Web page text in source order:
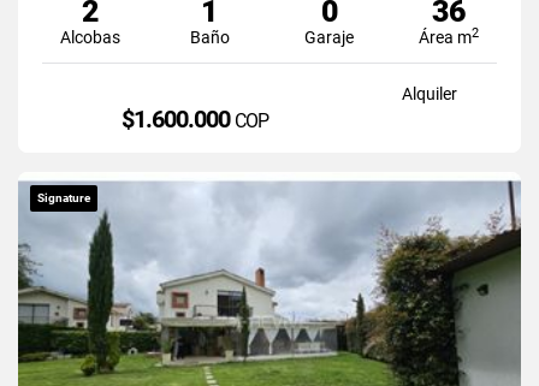
2
Alcobas
1
Baño
0
Garaje
36
Área m2
Alquiler
$1.600.000 COP
Signature